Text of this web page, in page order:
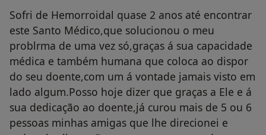
Sofri de Hemorroidal quase 2 anos até encontrar
este Santo Médico,que solucionou o meu
problrma de uma vez só,graças á sua capacidade
médica e também humana que coloca ao dispor
do seu doente,com um á vontade jamais visto em
lado algum.Posso hoje dizer que graças a Ele e á
sua dedicação ao doente,já curou mais de 5 ou 6
pessoas minhas amigas que lhe direcionei e